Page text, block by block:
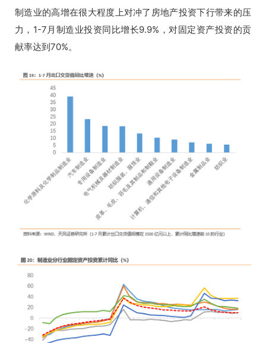
制造业的高增在很大程度上对冲了房地产投资下行带来的压
力，1-7月制造业投资同比增长9.9%，对固定资产投资的贡
献率达到70%。